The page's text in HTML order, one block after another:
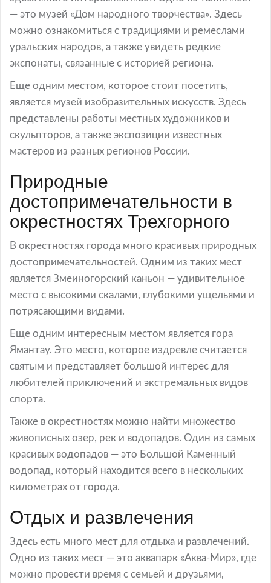
— это музей «Дом народного творчества». Здесь
можно ознакомиться с традициями и ремеслами
уральских народов, а также увидеть редкие
экспонаты, связанные с историей региона.
Еще одним местом, которое стоит посетить,
является музей изобразительных искусств. Здесь
представлены работы местных художников и
скульпторов, а также экспозиции известных
мастеров из разных регионов России.
Природные
достопримечательности в
окрестностях Трехгорного
В окрестностях города много красивых природных
достопримечательностей. Одним из таких мест
является Змеиногорский каньон — удивительное
место с высокими скалами, глубокими ущельями и
потрясающими видами.
Еще одним интересным местом является гора
Ямантау. Это место, которое издревле считается
святым и представляет большой интерес для
любителей приключений и экстремальных видов
спорта.
Также в окрестностях можно найти множество
живописных озер, рек и водопадов. Один из самых
красивых водопадов — это Большой Каменный
водопад, который находится всего в нескольких
километрах от города.
Отдых и развлечения
Здесь есть много мест для отдыха и развлечений.
Одно из таких мест — это аквапарк «Аква-Мир», где
можно провести время с семьей и друзьями,